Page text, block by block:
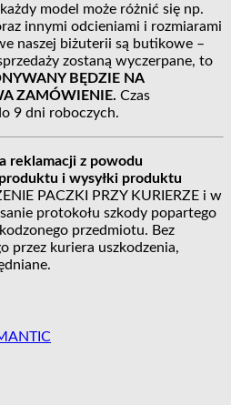
model może różnić się np.
innymi odcieniami i rozmiarami
naszej biżuterii są butikowe –
zostaną wyczerpane, to
BĘDZIE NA
ZAMÓWIENIE. Czas
9 dni roboczych.
reklamacji z powodu
i wysyłki produktu
PACZKI PRZY KURIERZE i w
protokołu szkody popartego
przedmiotu. Bez
przez kuriera uszkodzenia,